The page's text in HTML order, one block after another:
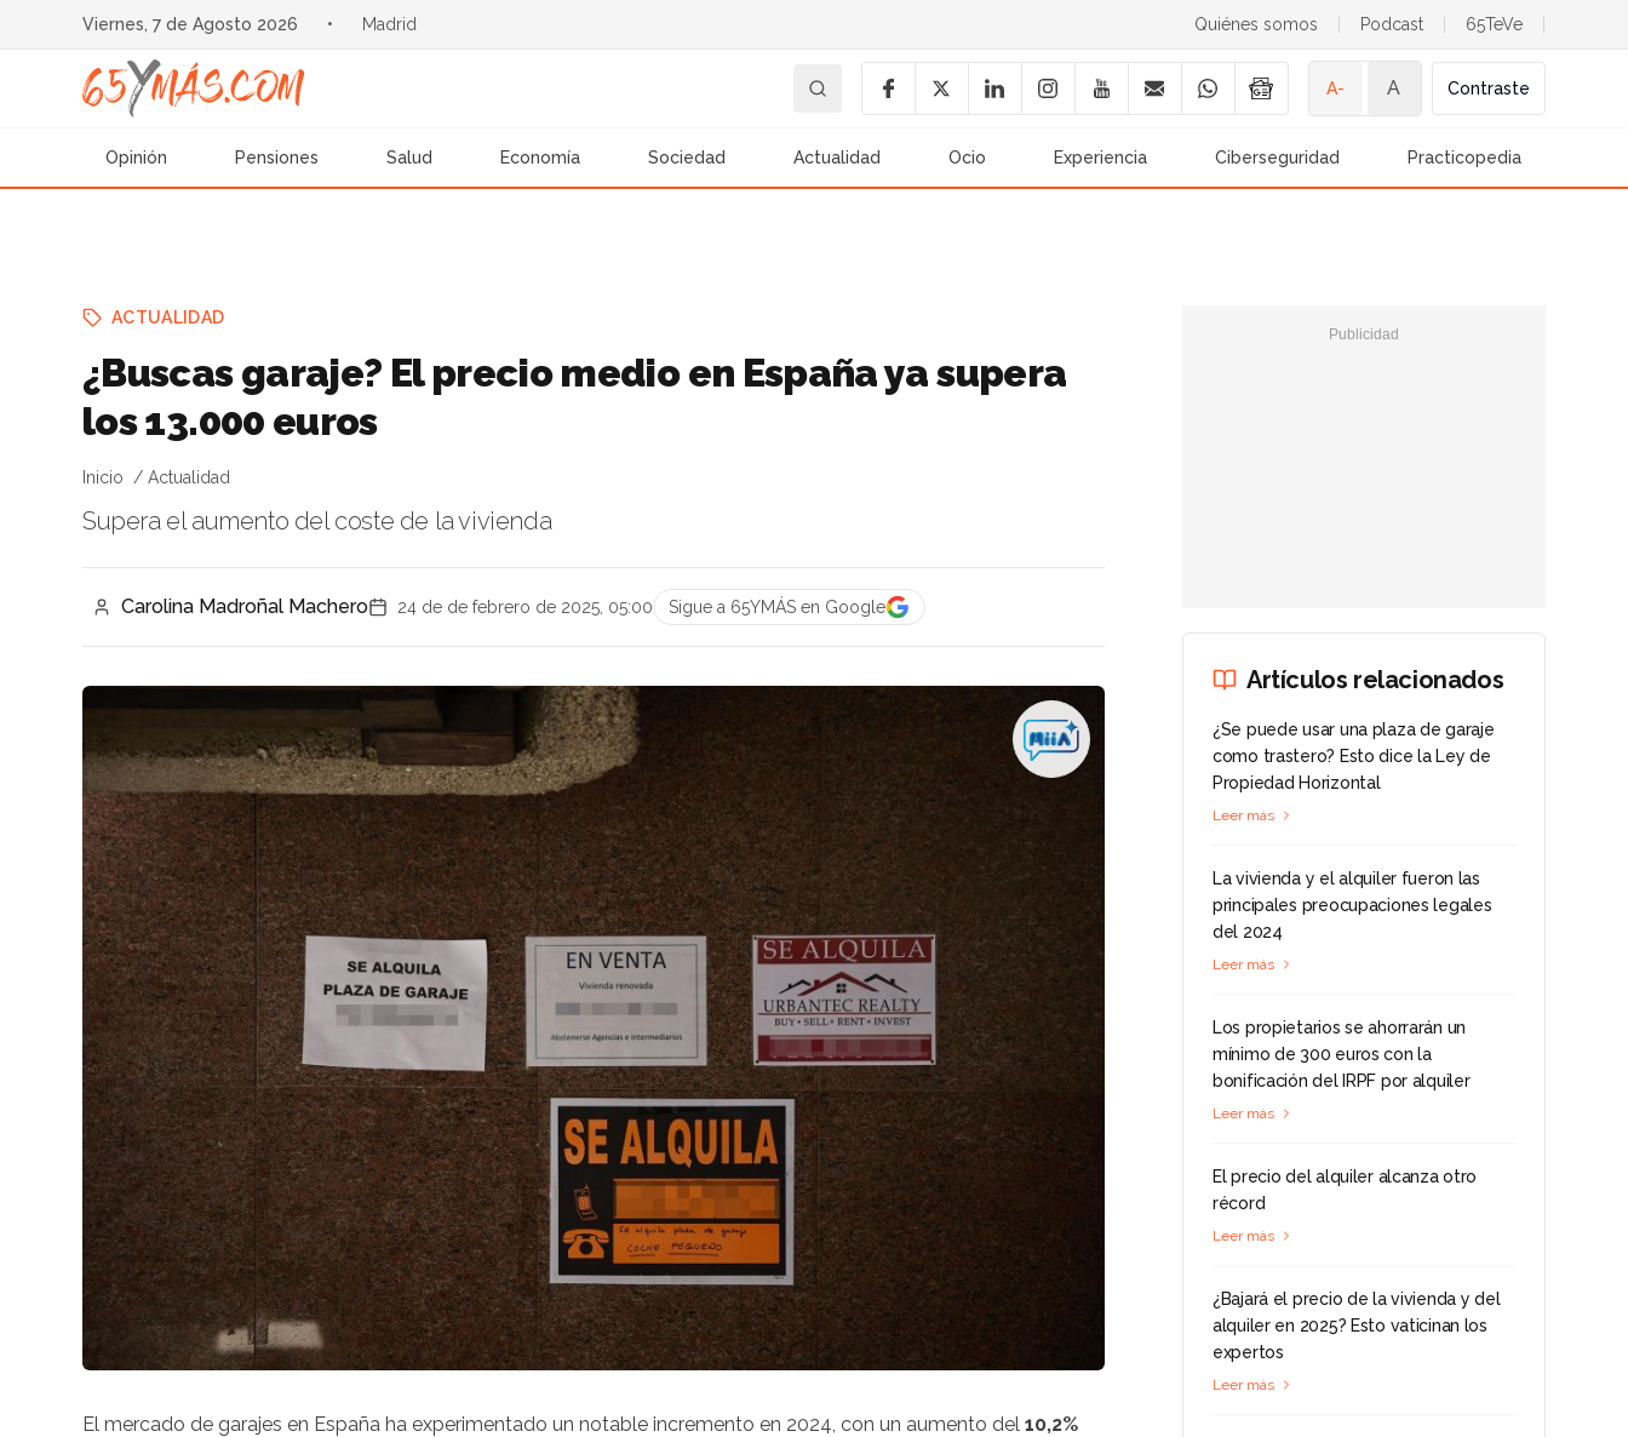
Viernes, 7 de Agosto 2026 • Madrid Quiénes somos Podcast 65TeVe
A- A Contraste
Opinión Pensiones Salud Economía Sociedad Actualidad Ocio Experiencia Ciberseguridad Practicopedia
ACTUALIDAD
¿Buscas garaje? El precio medio en España ya supera
los 13.000 euros
Inicio Actualidad
Supera el aumento del coste de la vivienda
Carolina Madroñal Machero 24 de de febrero de 2025, 05:00 Sigue a 65YMÁS en Google
El mercado de garajes en España ha experimentado un notable incremento en 2024, con un aumento del 10,2%
Artículos relacionados
¿Se puede usar una plaza de garaje
como trastero? Esto dice la Ley de
Propiedad Horizontal
Leer más
La vivienda y el alquiler fueron las
principales preocupaciones legales
del 2024
Leer más
Los propietarios se ahorrarán un
mínimo de 300 euros con la
bonificación del IRPF por alquiler
Leer más
El precio del alquiler alcanza otro
récord
Leer más
¿Bajará el precio de la vivienda y del
alquiler en 2025? Esto vaticinan los
expertos
Leer más